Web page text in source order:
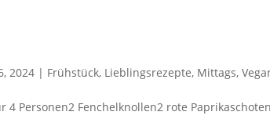
2024 | Frühstück, Lieblingsrezepte, Mittags,
4 Personen2 Fenchelknollen2 rote